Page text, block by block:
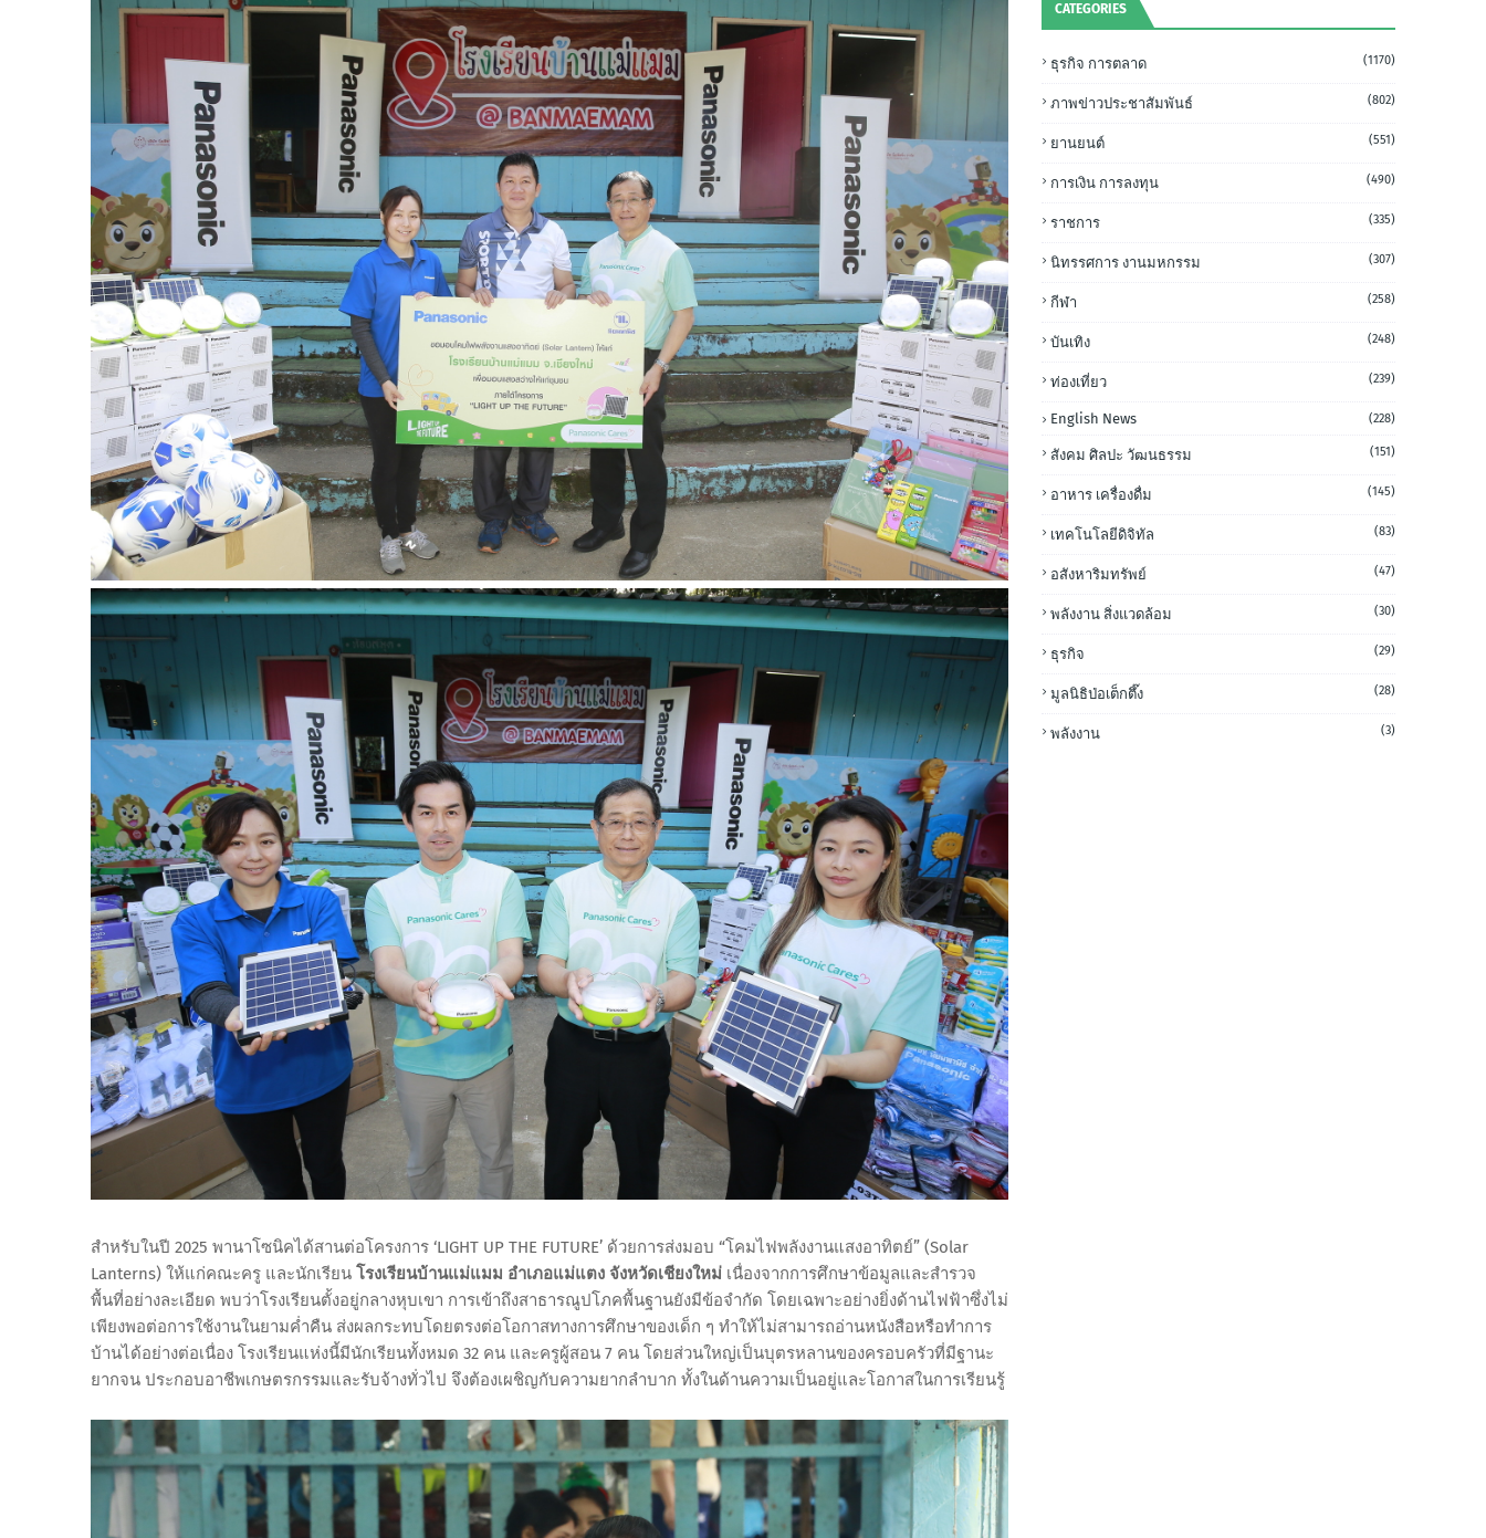
สำหรับในปี 2025 พานาโซนิคได้สานต่อโครงการ ‘LIGHT UP THE FUTURE’ ด้วยการส่งมอบ “โคมไฟพลังงานแสงอาทิตย์” (Solar
Lanterns) ให้แก่คณะครู และนักเรียน โรงเรียนบ้านแม่แมม อำเภอแม่แตง จังหวัดเชียงใหม่ เนื่องจากการศึกษาข้อมูลและสำรวจ
พื้นที่อย่างละเอียด พบว่าโรงเรียนตั้งอยู่กลางหุบเขา การเข้าถึงสาธารณูปโภคพื้นฐานยังมีข้อจำกัด โดยเฉพาะอย่างยิ่งด้านไฟฟ้าซึ่งไม่
เพียงพอต่อการใช้งานในยามค่ำคืน ส่งผลกระทบโดยตรงต่อโอกาสทางการศึกษาของเด็ก ๆ ทำให้ไม่สามารถอ่านหนังสือหรือทำการ
บ้านได้อย่างต่อเนื่อง โรงเรียนแห่งนี้มีนักเรียนทั้งหมด 32 คน และครูผู้สอน 7 คน โดยส่วนใหญ่เป็นบุตรหลานของครอบครัวที่มีฐานะ
ยากจน ประกอบอาชีพเกษตรกรรมและรับจ้างทั่วไป จึงต้องเผชิญกับความยากลำบาก ทั้งในด้านความเป็นอยู่และโอกาสในการเรียนรู้
CATEGORIES
ธุรกิจ การตลาด (1170)
ภาพข่าวประชาสัมพันธ์ (802)
ยานยนต์ (551)
การเงิน การลงทุน (490)
ราชการ (335)
นิทรรศการ งานมหกรรม (307)
กีฬา (258)
บันเทิง (248)
ท่องเที่ยว (239)
English News (228)
สังคม ศิลปะ วัฒนธรรม (151)
อาหาร เครื่องดื่ม (145)
เทคโนโลยีดิจิทัล (83)
อสังหาริมทรัพย์ (47)
พลังงาน สิ่งแวดล้อม (30)
ธุรกิจ (29)
มูลนิธิป่อเต็กตึ๊ง (28)
พลังงาน (3)